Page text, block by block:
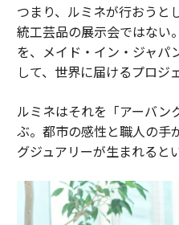
つまり、ルミネが行おうと
統工芸品の展示会ではない
を、メイド・イン・ジャパ
して、世界に届けるプロジ
ルミネはそれを「アーバン
ぶ。都市の感性と職人の手
グジュアリーが生まれると